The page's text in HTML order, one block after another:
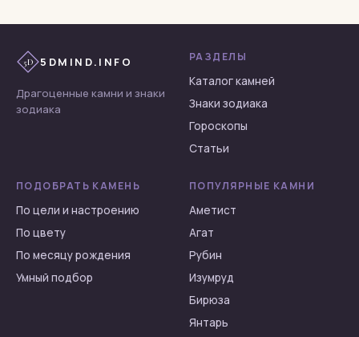
Топаз
Турмалин
Флюорит
Хризолит
Хризопраз
Циркон
Цитрин
5D 5DMIND.INFO
Драгоценные камни и знаки
зодиака
РАЗДЕЛЫ
Каталог камней
Знаки зодиака
Гороскопы
Статьи
ПОДОБРАТЬ КАМЕНЬ
По цели и настроению
По цвету
По месяцу рождения
Умный подбор
ПОПУЛЯРНЫЕ КАМНИ
Аметист
Агат
Рубин
Изумруд
Бирюза
Янтарь